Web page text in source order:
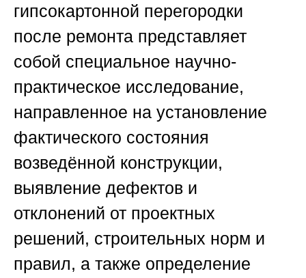
гипсокартонной перегородки
после ремонта представляет
собой специальное научно-
практическое исследование,
направленное на установление
фактического состояния
возведённой конструкции,
выявление дефектов и
отклонений от проектных
решений, строительных норм и
правил, а также определение